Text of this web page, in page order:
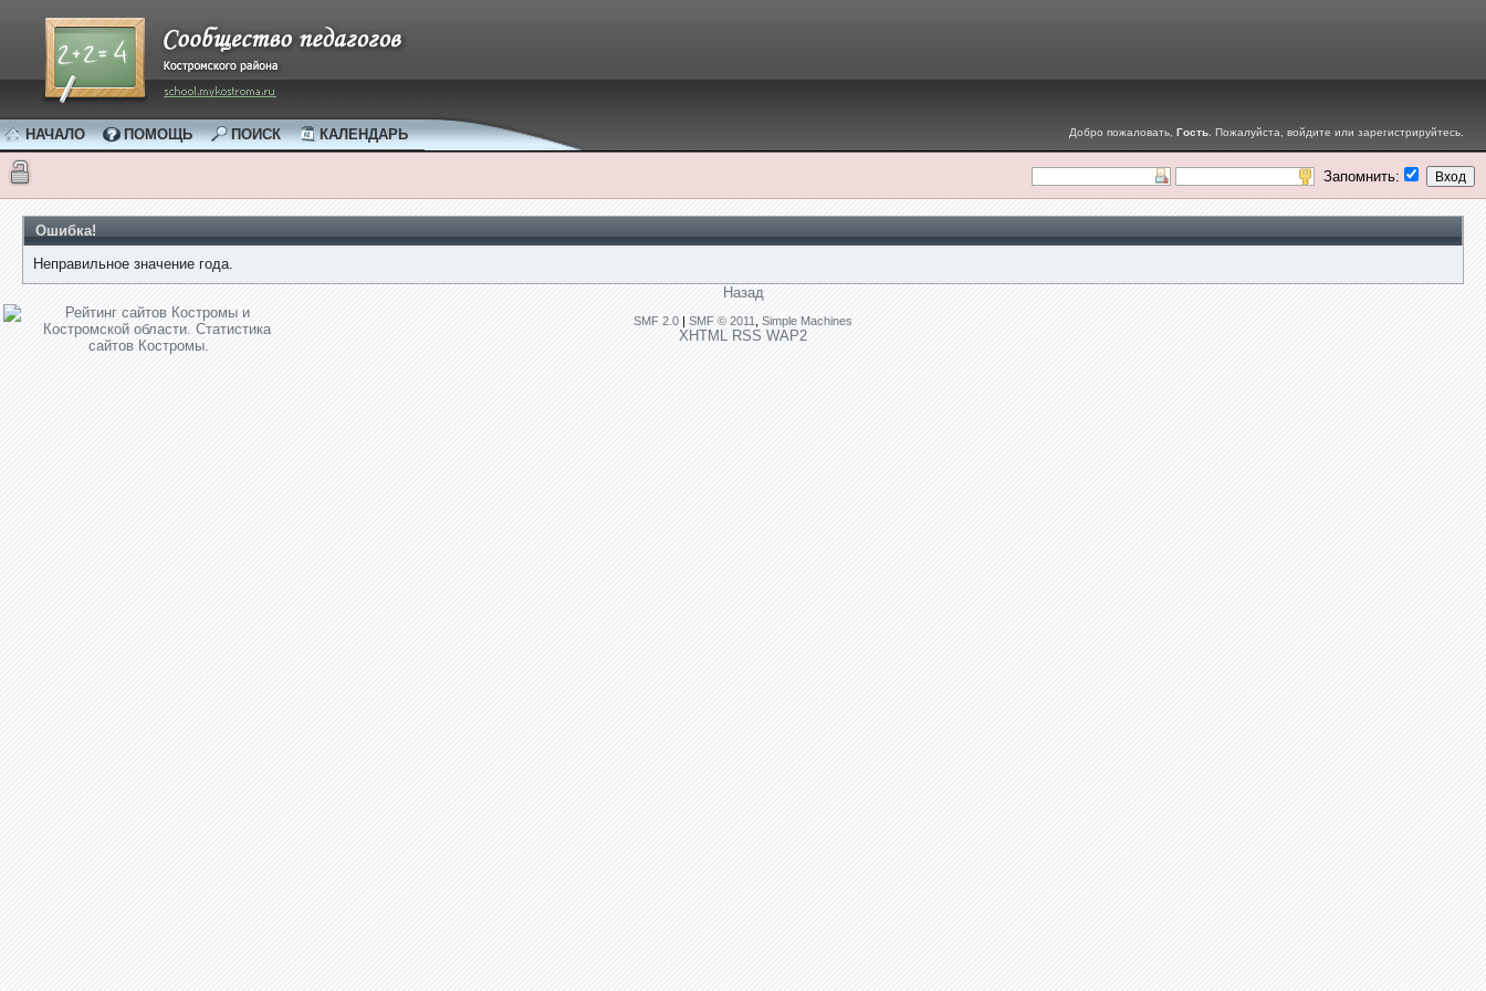
НАЧАЛО ПОМОЩЬ ПОИСК КАЛЕНДАРЬ Добро пожаловать, Гость . Пожалуйста, войдите или зарегистрируйтесь
Запомнить:
Ошибка!
Неправильное значение года.
Назад
SMF 2.0 | SMF © 2011 Simple Machines
XHTML RSS WAP2